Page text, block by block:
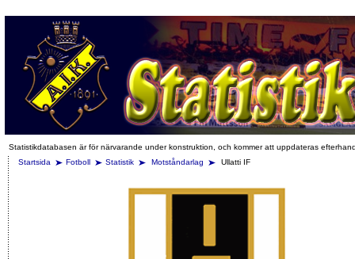
Statistikdatabasen är för närvarande under konstruktion, och kommer att uppdateras
Startsida
Fotboll Statistik Motståndarlag Ullatti IF